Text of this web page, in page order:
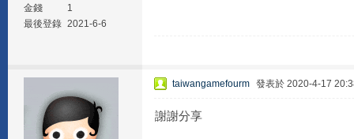
金錢
1
最後登錄 2021-6-6
taiwangamefourm 發表於 2020-4-17
謝謝分享